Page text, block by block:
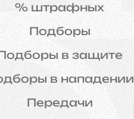
% штрафных
Подборы
в защите
в нападении
Передачи